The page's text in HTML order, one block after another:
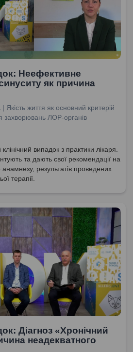
Неефективне
як причина
Якість життя як основний критерій
захворювань ЛОР-органів
випадок з практики лікаря.
та дають свої рекомендації на
результатів проведених
терапії.
Діагноз «Хронічний
неадекватного